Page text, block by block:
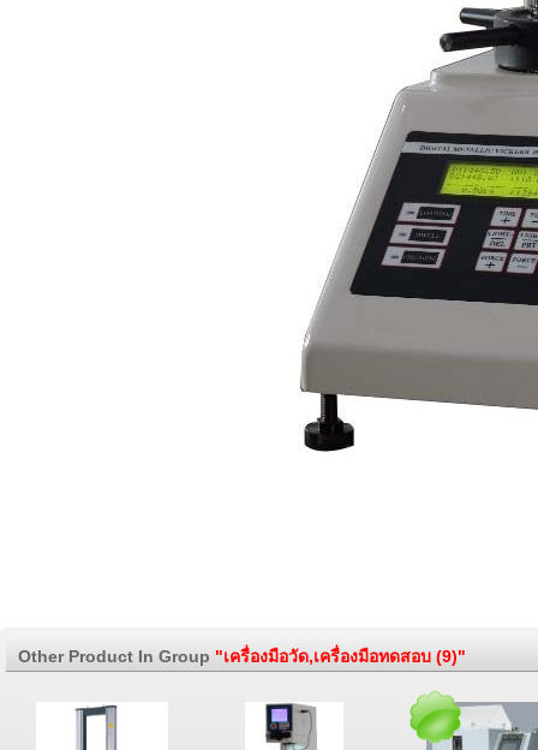
Other Product In Group "เครื่องมือวัด,เครื่องมือทดสอบ (9)"